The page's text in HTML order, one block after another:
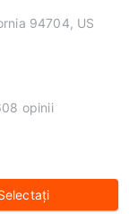
94704, US
opinii